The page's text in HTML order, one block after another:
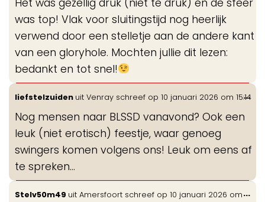
was top! Vlak voor sluitingstijd nog heerlijk
verwend door een stelletje aan de andere kant
van een gloryhole. Mochten jullie dit lezen:
bedankt en tot snel!
liefstelzuiden uit Venray schreef op 10 januari 2026 om 15:14
Nog mensen naar BLSSD vanavond? Ook een
leuk (niet erotisch) feestje, waar genoeg
swingers komen volgens ons! Leuk om eens af
te spreken...
...
Stelv50m49 uit Amersfoort schreef op 10 januari 2026 om...